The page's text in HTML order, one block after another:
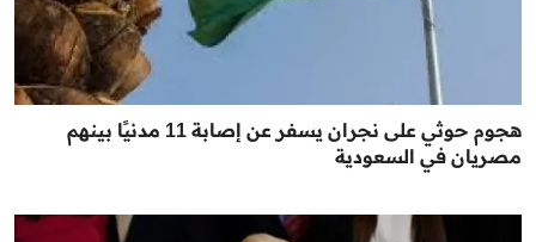
هجوم حوثي على نجران يسفر عن إصابة 11 مدنيًا بينهم
مصريان في السعودية